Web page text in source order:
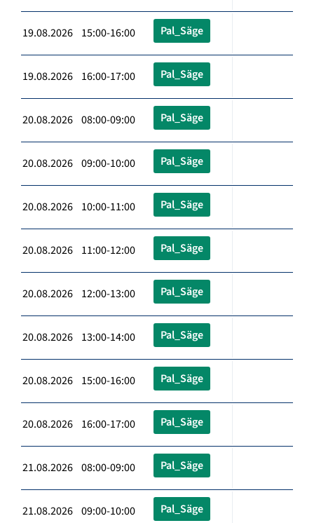
19.08.2026 15:00-16:00 Pal_Säge
19.08.2026 16:00-17:00 Pal_Säge
20.08.2026 08:00-09:00 Pal_Säge
20.08.2026 09:00-10:00 Pal_Säge
20.08.2026 10:00-11:00 Pal_Säge
20.08.2026 11:00-12:00 Pal_Säge
20.08.2026 12:00-13:00 Pal_Säge
20.08.2026 13:00-14:00 Pal_Säge
20.08.2026 15:00-16:00 Pal_Säge
20.08.2026 16:00-17:00 Pal_Säge
21.08.2026 08:00-09:00 Pal_Säge
21.08.2026 09:00-10:00 Pal_Säge